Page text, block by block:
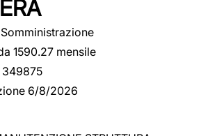
Somministrazione
1590.27 mensile
349875
6/8/2026